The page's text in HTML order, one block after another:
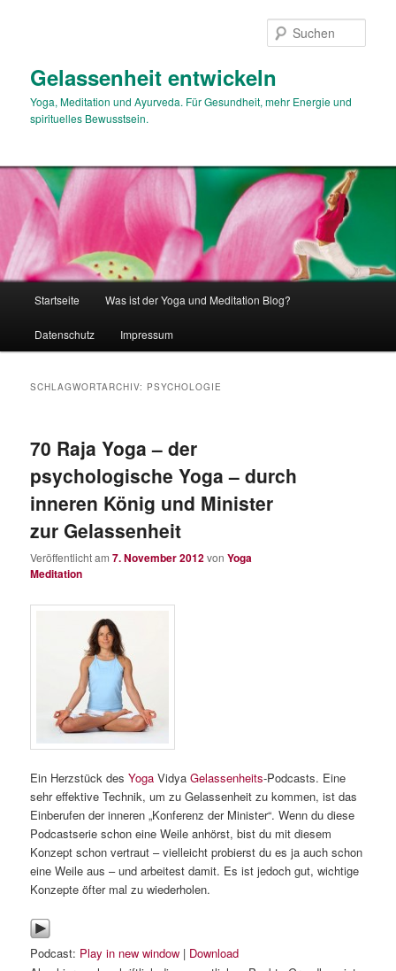
Gelassenheit entwickeln
Yoga, Meditation und Ayurveda. Für Gesundheit, mehr Energie und
spirituelles Bewusstsein.
Startseite Was ist der Yoga und Meditation Blog?
Datenschutz Impressum
SCHLAGWORTARCHIV: PSYCHOLOGIE
70 Raja Yoga – der
psychologische Yoga – durch
inneren König und Minister
zur Gelassenheit
Veröffentlicht am7. November 2012vonYoga
Meditation
Ein Herzstück desYoga VidyaGelassenheits-Podcasts. Eine
sehr effektive Technik, um zu Gelassenheit zu kommen, ist das
Einberufen der inneren „Konferenz der Minister“. Wenn du diese
Podcastserie schon eine Weile anhörst, bist du mit diesem
Konzept schon vertraut – vielleicht probierst du es ja auch schon
eine Weile aus – und arbeitest damit. Es ist jedoch gut, wichtige
Konzepte öfter mal zu wiederholen.
Podcast: Play in new window | Download